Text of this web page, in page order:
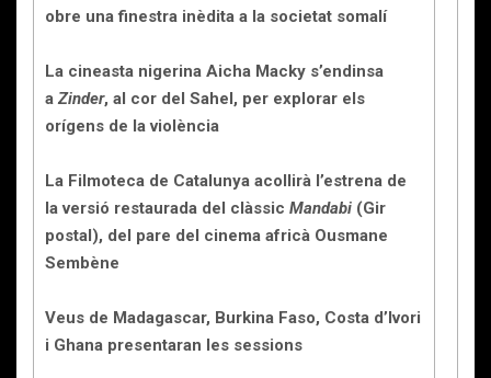
obre una finestra inèdita a la societat somalí
La cineasta nigerina Aicha Macky s’endinsa
aZinder, al cor del Sahel, per explorar els
orígens de la violència
La Filmoteca de Catalunya acollirà l’estrena de
la versió restaurada del clàssic Mandabi (Gir
postal), del pare del cinema africà Ousmane
Sembène
Veus de Madagascar, Burkina Faso, Costa d’Ivori
i Ghana presentaran les sessions